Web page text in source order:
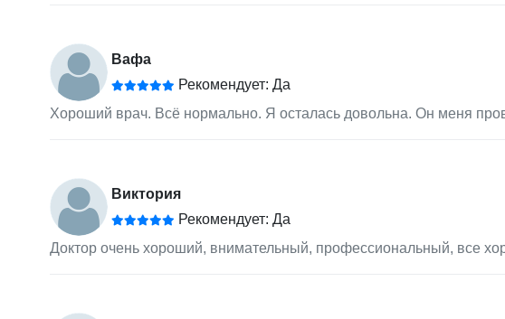
Вафа
Рекомендует: Да
Хороший врач. Всё нормально. Я осталась довольна. Он меня
Виктория
Рекомендует: Да
Доктор очень хороший, внимательный, профессиональный, все